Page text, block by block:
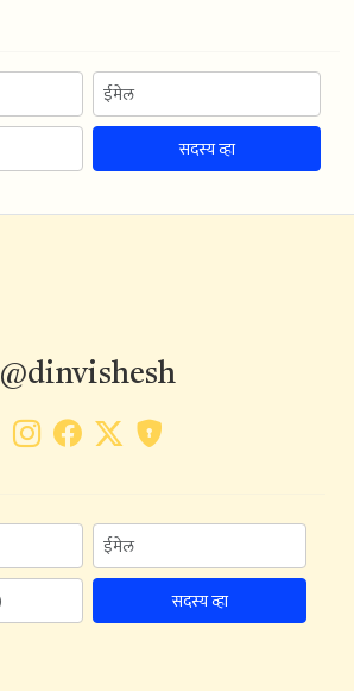
सदस्य व्हा
@dinvishesh
सदस्य व्हा